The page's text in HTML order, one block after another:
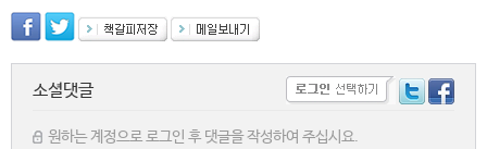
소셜댓글
원하는 계정으로 로그인 후 댓글을 작성하여 주십시요.